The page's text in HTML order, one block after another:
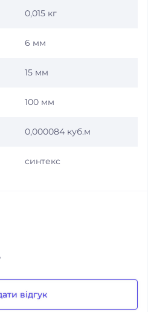
0,015 кг
6 мм
15 мм
100 мм
0,000084 куб.м
синтекс
відгук